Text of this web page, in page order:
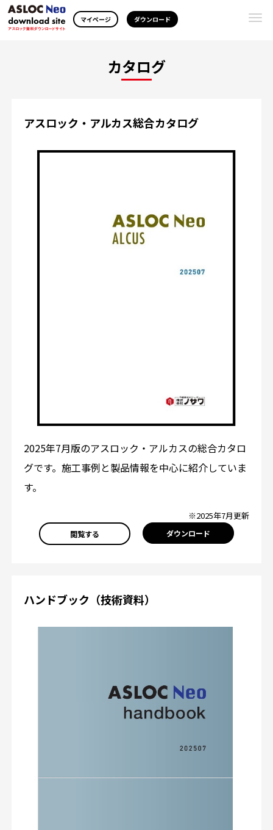
マイページ ダウンロード
カタログ
アスロック・アルカス総合カタログ
2025年7月版のアスロック・アルカスの総合カタロ
グです。施工事例と製品情報を中心に紹介していま
す。
※2025年7月更新
閲覧する ダウンロード
ハンドブック（技術資料）